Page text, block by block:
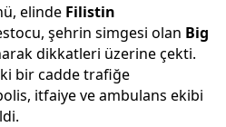
elinde Filistin
şehrin simgesi olan Big
dikkatleri üzerine çekti.
bir cadde trafiğe
itfaiye ve ambulans ekibi